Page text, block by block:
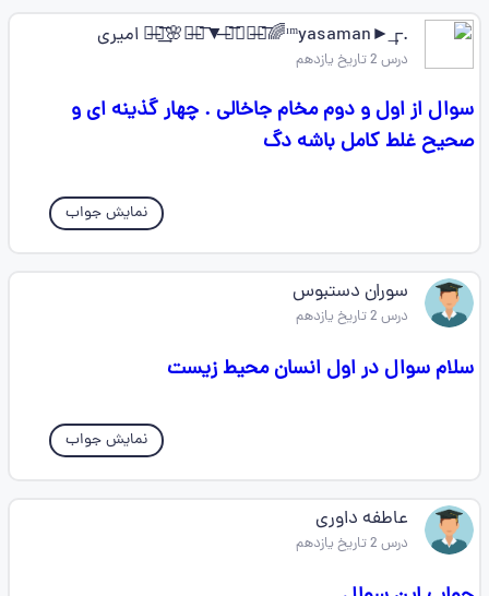
.┌►͢ᶦᵐyasaman🌈̶꯭͞⃟⃠̶꯭͞▼⟮̶꯭͞🌸̶꯭͞❰͢ امیری
درس 2 تاریخ یازدهم
سوال از اول و دوم مخام جاخالی . چهار گذینه ای و
صحیح غلط کامل باشه دگ
نمایش جواب
سوران دستبوس
درس 2 تاریخ یازدهم
سلام سوال در اول انسان محیط زیست
نمایش جواب
عاطفه داوری
درس 2 تاریخ یازدهم